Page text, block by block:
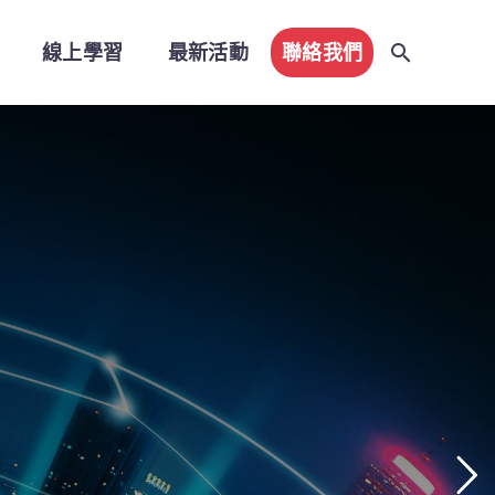
線上學習 最新活動 聯絡我們